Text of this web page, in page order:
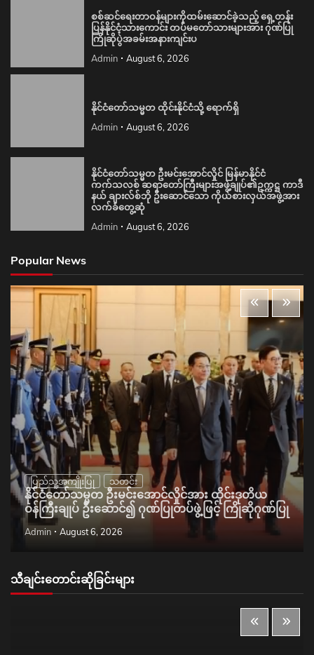
စစ်ဆင်ရေးတာဝန်များကိုထမ်းဆောင်ခဲ့သည့် ရှေ့တန်း
ပြန်နိုင်ငံ့သားကောင်း တပ်မတော်သားများအား ဂုဏ်ပြု
ကြိုဆိုပွဲအခမ်းအနားကျင်းပ
Admin August 6, 2026
နိုင်ငံတော်သမ္မတ ထိုင်းနိုင်ငံသို့ ရောက်ရှိ
Admin August 6, 2026
နိုင်ငံတော်သမ္မတ ဦးမင်းအောင်လှိုင် မြန်မာနိုင်ငံ
ကက်သလစ် ဆရာတော်ကြီးများအဖွဲ့ချုပ်၏ဥက္ကဋ္ဌ ကာဒီ
နယ် ချားလ်စ်ဘို ဦးဆောင်သော ကိုယ်စားလှယ်အဖွဲ့အား
လက်ခံတွေ့ဆုံ
Admin August 6, 2026
Popular News
ပြည်သူ့အကျိုးပြု သတင်း
နိုင်ငံတော်သမ္မတ ဦးမင်းအောင်လှိုင်အား ထိုင်းဒုတိယ
ဝန်ကြီးချုပ် ဦးဆောင်၍ ဂုဏ်ပြုတပ်ဖွဲ့ဖြင့် ကြိုဆိုဂုဏ်ပြု
Admin August 6, 2026
သီချင်းတောင်းဆိုခြင်းများ